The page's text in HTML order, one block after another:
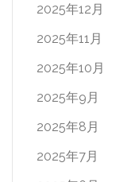
2025年12月
2025年11月
2025年10月
2025年9月
2025年8月
2025年7月